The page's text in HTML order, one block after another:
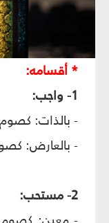
* أقسامه:
1- واجب:
- بالذات:
- بالعارض:
2- مستحب: